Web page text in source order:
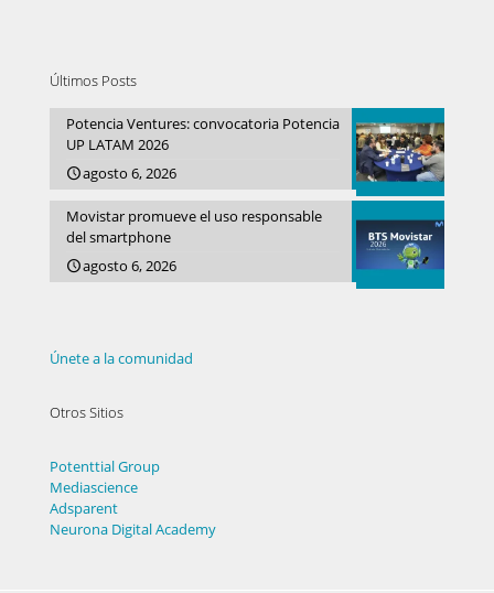
Últimos Posts
Potencia Ventures: convocatoria Potencia
UP LATAM 2026
agosto 6, 2026
Movistar promueve el uso responsable
del smartphone
agosto 6, 2026
Únete a la comunidad
Otros Sitios
Potenttial Group
Mediascience
Adsparent
Neurona Digital Academy